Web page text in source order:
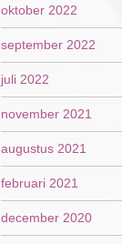
oktober 2022
september 2022
juli 2022
november 2021
augustus 2021
februari 2021
december 2020